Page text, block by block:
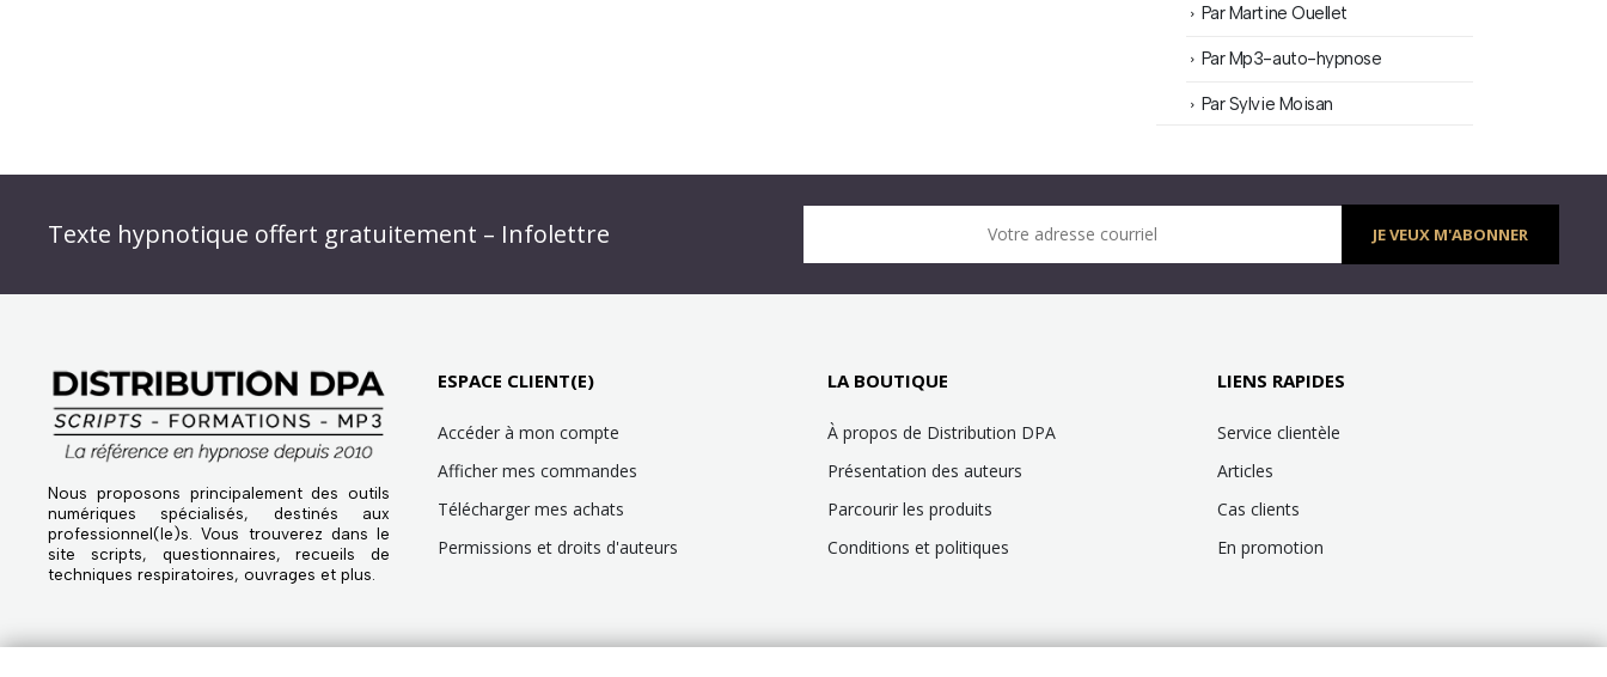
Par Martine Ouellet
Par Mp3-auto-hypnose
Par Sylvie Moisan
Texte hypnotique offert gratuitement – Infolettre
Votre adresse courriel JE VEUX M'ABONNER
Nous proposons principalement des outils
numériques spécialisés, destinés aux
professionnel(le)s. Vous trouverez dans le
site scripts, questionnaires, recueils de
techniques respiratoires, ouvrages et plus.
ESPACE CLIENT(E)
Accéder à mon compte
Afficher mes commandes
Télécharger mes achats
Permissions et droits d'auteurs
LA BOUTIQUE
À propos de Distribution DPA
Présentation des auteurs
Parcourir les produits
Conditions et politiques
LIENS RAPIDES
Service clientèle
Articles
Cas clients
En promotion